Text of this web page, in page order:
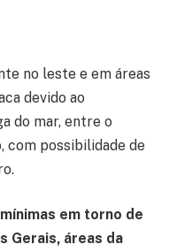
no leste e em áreas
devido ao
do mar, entre o
com possibilidade de
em torno de
Gerais, áreas da